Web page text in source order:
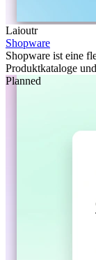
Laioutr
Shopware
Shopware ist eine
Produktkataloge
Planned